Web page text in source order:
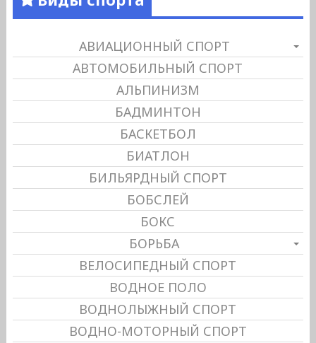
АВИАЦИОННЫЙ СПОРТ
АВТОМОБИЛЬНЫЙ СПОРТ
АЛЬПИНИЗМ
БАДМИНТОН
БАСКЕТБОЛ
БИАТЛОН
БИЛЬЯРДНЫЙ СПОРТ
БОБСЛЕЙ
БОКС
БОРЬБА
ВЕЛОСИПЕДНЫЙ СПОРТ
ВОДНОЕ ПОЛО
ВОДНОЛЫЖНЫЙ СПОРТ
ВОДНО-МОТОРНЫЙ СПОРТ